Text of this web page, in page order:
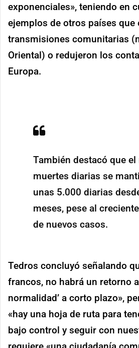
exponenciales», teniendo en
ejemplos de otros países que
transmisiones comunitarias
Oriental) o redujeron los
Europa.
También destacó que
muertes diarias se
unas 5.000 diarias
meses, pese al
de nuevos casos.
Tedros concluyó señalando
francos, no habrá un retorno a
normalidad’ a corto plazo»,
«hay una hoja de ruta para
bajo control y seguir con